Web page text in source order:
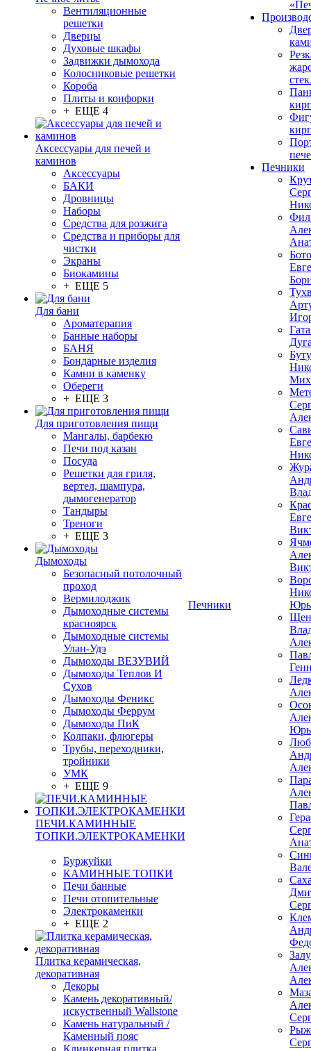
Вентиляционные
решетки
Дверцы
Духовые шкафы
Задвижки дымохода
Колосниковые решетки
Короба
Плиты и конфорки
+ ЕЩЕ 4
Аксессуары для печей и
каминов
Аксессуары
БАКИ
Дровницы
Наборы
Средства для розжига
Средства и приборы для
чистки
Экраны
Биокамины
+ ЕЩЕ 5
Для бани
Ароматерапия
Банные наборы
БАНЯ
Бондарные изделия
Камни в каменку
Обереги
+ ЕЩЕ 3
Для приготовления пищи
Мангалы, барбекю
Печи под казан
Посуда
Решетки для гриля,
вертел, шампура,
дымогенератор
Тандыры
Треноги
+ ЕЩЕ 3
Дымоходы
Безопасный потолочный
проход
Вермилоджик
Дымоходные системы
красноярск
Дымоходные системы
Улан-Удэ
Дымоходы ВЕЗУВИЙ
Дымоходы Теплов И
Сухов
Дымоходы Феникс
Дымоходы Феррум
Дымоходы ПиК
Колпаки, флюгеры
Трубы, переходники,
тройники
УМК
+ ЕЩЕ 9
ПЕЧИ.КАМИННЫЕ
ТОПКИ.ЭЛЕКТРОКАМЕНКИ
Буржуйки
КАМИННЫЕ ТОПКИ
Печи банные
Печи отопительные
Электрокаменки
+ ЕЩЕ 2
Плитка керамическая,
декоративная
Декоры
Камень декоративный/
искуственный Wallstone
Камень натуральный /
Каменный пояс
Клинкерная плитка
Печники
Печники